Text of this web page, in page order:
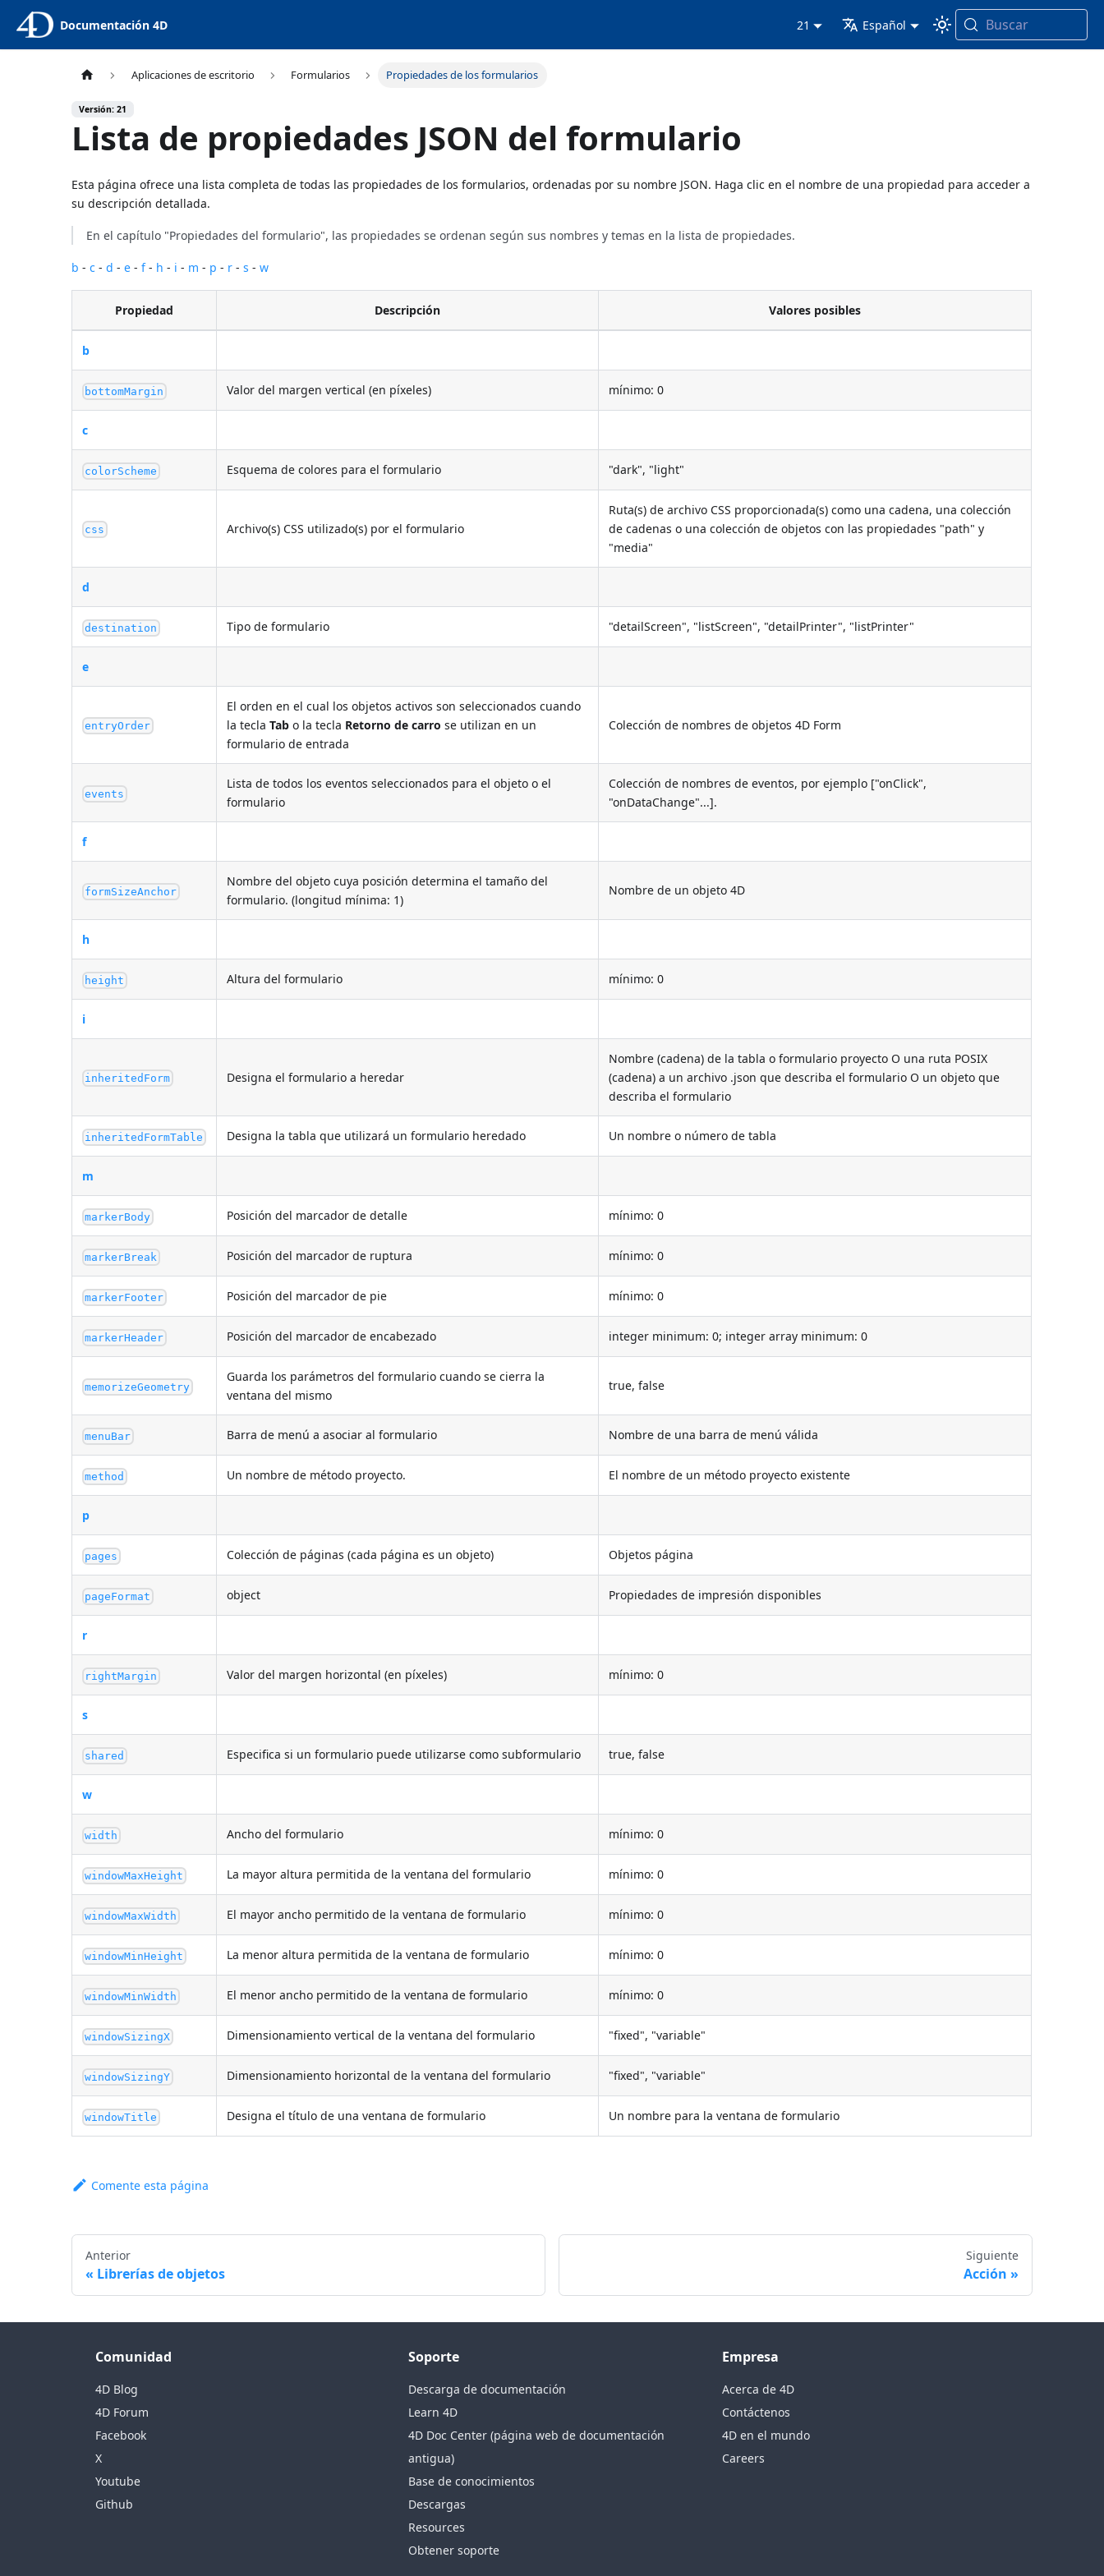
Documentación 4D 21 Español Buscar
Aplicaciones de escritorio Formularios Propiedades de los formularios
Versión: 21
Lista de propiedades JSON del formulario
Esta página ofrece una lista completa de todas las propiedades de los formularios, ordenadas por su nombre JSON. Haga clic en el nombre de una propiedad para acceder a
su descripción detallada.
En el capítulo "Propiedades del formulario", las propiedades se ordenan según sus nombres y temas en la lista de propiedades.
b -c -d -e -f- h - i - m - p - r -s -w
Propiedad Descripción Valores posibles
b
bottomMargin Valor del margen vertical (en píxeles) mínimo: 0
c
colorScheme Esquema de colores para el formulario "dark", "light"
css Archivo(s) CSS utilizado(s) por el formulario
Ruta(s) de archivo CSS proporcionada(s) como una cadena, una colección
de cadenas o una colección de objetos con las propiedades "path" y
"media"
d
destination Tipo de formulario "detailScreen", "listScreen", "detailPrinter", "listPrinter"
e
entryOrder
El orden en el cual los objetos activos son seleccionados cuando
la teclaTab o la tecla Retorno de carro se utilizan en un
formulario de entrada
Colección de nombres de objetos 4D Form
events
Lista de todos los eventos seleccionados para el objeto o el
formulario
Colección de nombres de eventos, por ejemplo ["onClick",
"onDataChange"...].
f
formSizeAnchor
Nombre del objeto cuya posición determina el tamaño del
formulario. (longitud mínima: 1)
Nombre de un objeto 4D
h
height Altura del formulario mínimo: 0
i
inheritedForm Designa el formulario a heredar
Nombre (cadena) de la tabla o formulario proyecto O una ruta POSIX
(cadena) a un archivo .json que describa el formulario O un objeto que
describa el formulario
inheritedFormTable Designa la tabla que utilizará un formulario heredado Un nombre o número de tabla
m
markerBody Posición del marcador de detalle mínimo: 0
markerBreak Posición del marcador de ruptura mínimo: 0
markerFooter Posición del marcador de pie mínimo: 0
markerHeader Posición del marcador de encabezado integer minimum: 0; integer array minimum: 0
memorizeGeometry
Guarda los parámetros del formulario cuando se cierra la
ventana del mismo
true, false
menuBar Barra de menú a asociar al formulario Nombre de una barra de menú válida
method Un nombre de método proyecto. El nombre de un método proyecto existente
p
pages Colección de páginas (cada página es un objeto) Objetos página
pageFormat object Propiedades de impresión disponibles
r
rightMargin Valor del margen horizontal (en píxeles) mínimo: 0
s
shared Especifica si un formulario puede utilizarse como subformulario true, false
w
width Ancho del formulario mínimo: 0
windowMaxHeight La mayor altura permitida de la ventana del formulario mínimo: 0
windowMaxWidth El mayor ancho permitido de la ventana de formulario mínimo: 0
windowMinHeight La menor altura permitida de la ventana de formulario mínimo: 0
windowMinWidth El menor ancho permitido de la ventana de formulario mínimo: 0
windowSizingX Dimensionamiento vertical de la ventana del formulario "fixed", "variable"
windowSizingY Dimensionamiento horizontal de la ventana del formulario "fixed", "variable"
windowTitle Designa el título de una ventana de formulario Un nombre para la ventana de formulario
Comente esta página
Anterior
Librerías de objetos
Siguiente
Acción
Comunidad
4D Blog
4D Forum
Facebook
X
Youtube
Github
Soporte
Descarga de documentación
Learn 4D
4D Doc Center (página web de documentación
antigua)
Base de conocimientos
Descargas
Resources
Obtener soporte
Empresa
Acerca de 4D
Contáctenos
4D en el mundo
Careers